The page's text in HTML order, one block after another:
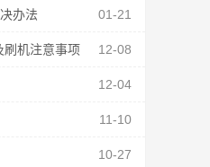
01-21
办法
12-08
刷机注意事项
12-04
11-10
10-27